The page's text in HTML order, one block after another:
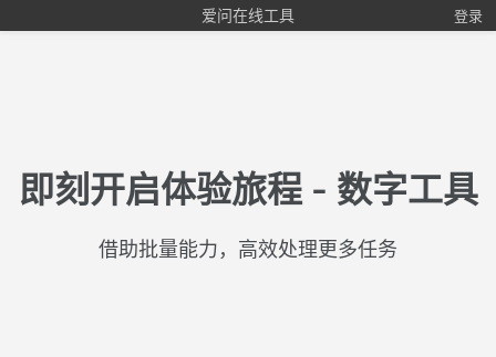
爱问在线工具 登录
即刻开启体验旅程 - 数字工具
借助批量能力，高效处理更多任务